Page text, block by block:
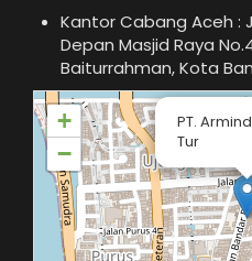
Kantor Cabang Aceh :
Depan Masjid Raya
Baiturrahman, Kota
PT.
Tur
+
−